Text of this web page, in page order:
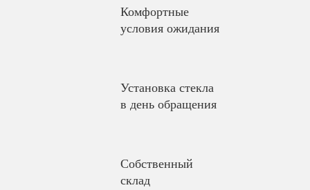
Комфортные
условия ожидания
Установка стекла
в день обращения
Собственный
склад